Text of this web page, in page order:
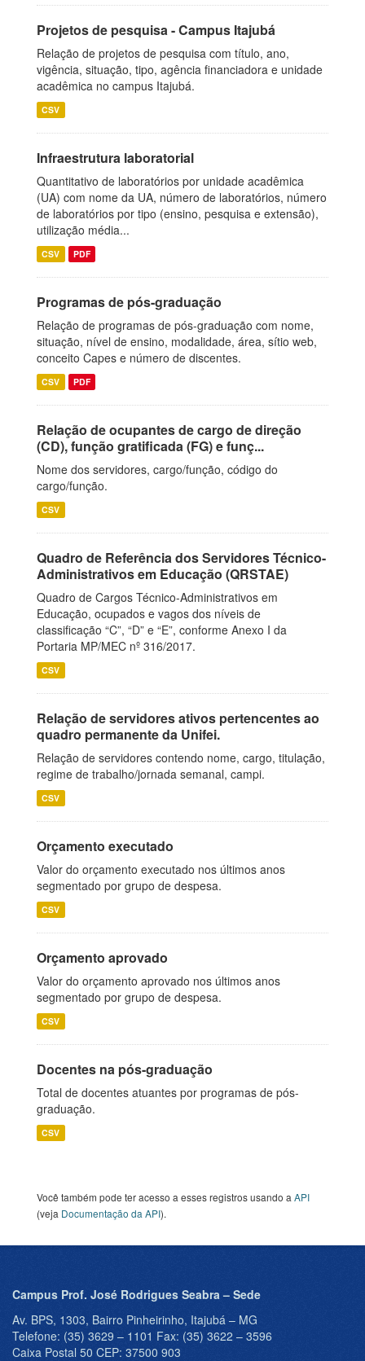
Projetos de pesquisa - Campus Itajubá
Relação de projetos de pesquisa com título, ano,
vigência, situação, tipo, agência financiadora e unidade
acadêmica no campus Itajubá.
CSV
Infraestrutura laboratorial
Quantitativo de laboratórios por unidade acadêmica
(UA) com nome da UA, número de laboratórios, número
de laboratórios por tipo (ensino, pesquisa e extensão),
utilização média...
CSV PDF
Programas de pós-graduação
Relação de programas de pós-graduação com nome,
situação, nível de ensino, modalidade, área, sítio web,
conceito Capes e número de discentes.
CSV PDF
Relação de ocupantes de cargo de direção
(CD), função gratificada (FG) e funç...
Nome dos servidores, cargo/função, código do
cargo/função.
CSV
Quadro de Referência dos Servidores Técnico-
Administrativos em Educação (QRSTAE)
Quadro de Cargos Técnico-Administrativos em
Educação, ocupados e vagos dos níveis de
classificação “C”, “D” e “E”, conforme Anexo I da
Portaria MP/MEC nº 316/2017.
CSV
Relação de servidores ativos pertencentes ao
quadro permanente da Unifei.
Relação de servidores contendo nome, cargo, titulação,
regime de trabalho/jornada semanal, campi.
CSV
Orçamento executado
Valor do orçamento executado nos últimos anos
segmentado por grupo de despesa.
CSV
Orçamento aprovado
Valor do orçamento aprovado nos últimos anos
segmentado por grupo de despesa.
CSV
Docentes na pós-graduação
Total de docentes atuantes por programas de pós-
graduação.
CSV
Você também pode ter acesso a esses registros usando a API
(veja Documentação da API).
Campus Prof. José Rodrigues Seabra – Sede
Av. BPS, 1303, Bairro Pinheirinho, Itajubá – MG
Telefone: (35) 3629 – 1101 Fax: (35) 3622 – 3596
Caixa Postal 50 CEP: 37500 903